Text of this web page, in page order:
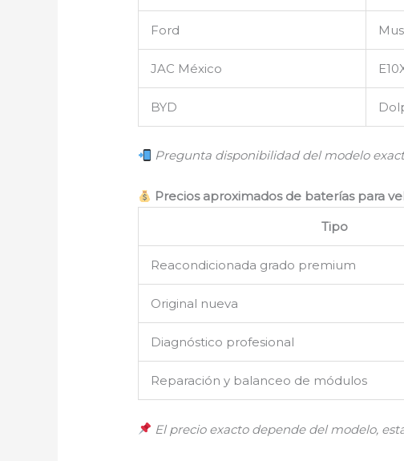
Ford
JAC México
BYD
Pregunta disponibilidad del modelo
Precios aproximados de baterías para
Tipo
Reacondicionada grado premium
Original nueva
Diagnóstico profesional
Reparación y balanceo de módulos
El precio exacto depende del modelo,